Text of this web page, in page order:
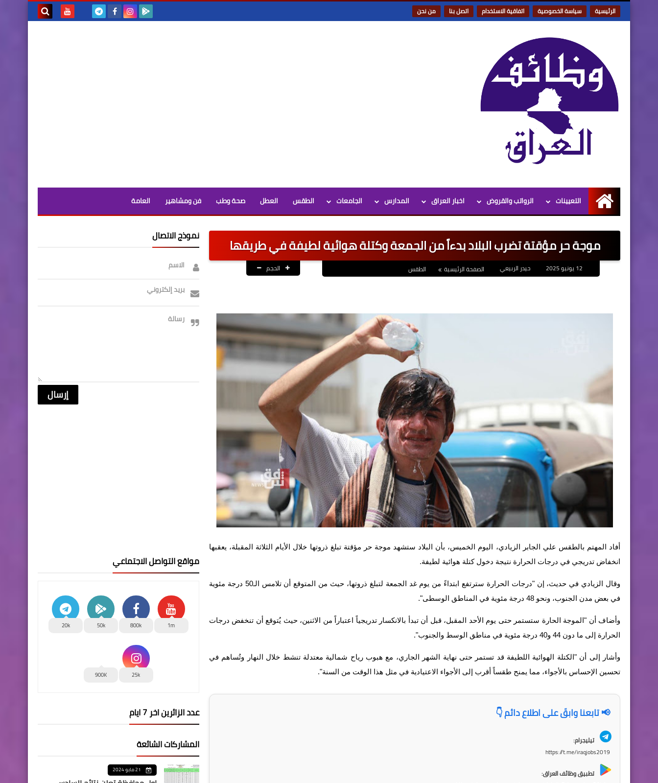
الرئيسية سياسة الخصوصية اتفاقية الاستخدام اتصل بنا من نحن
الرئيسية
التعيينات الرواتب والقروض اخبار العراق المدارس الجامعات الطقس العطل صحة وطب فن ومشاهير العامة
موجة حر مؤقتة تضرب البلاد بدءاً من الجمعة وكتلة هوائية لطيفة في طريقها
حيدر الربيعي الصفحة الرئيسية الطقس الحجم
أفاد المهتم بالطقس علي الجابر الزيادي، اليوم الخميس، بأن البلاد ستشهد موجة حر مؤقتة تبلغ ذروتها خلال الأيام الثلاثة المقبلة، يعقبها
انخفاض تدريجي في درجات الحرارة نتيجة دخول كتلة هوائية لطيفة.
وقال الزيادي في حديث، إن "درجات الحرارة سترتفع ابتداءً من يوم غد الجمعة لتبلغ ذروتها، حيث من المتوقع أن تلامس الـ50 درجة مئوية
في بعض مدن الجنوب، ونحو 48 درجة مئوية في المناطق الوسطى".
وأضاف أن "الموجة الحارة ستستمر حتى يوم الأحد المقبل، قبل أن تبدأ بالانكسار تدريجياً اعتباراً من الاثنين، حيث يُتوقع أن تنخفض درجات
الحرارة إلى ما دون 44 و40 درجة مئوية في مناطق الوسط والجنوب".
وأشار إلى أن "الكتلة الهوائية اللطيفة قد تستمر حتى نهاية الشهر الجاري، مع هبوب رياح شمالية معتدلة تنشط خلال النهار وتُساهم في
تحسين الإحساس بالأجواء، مما يمنح طقساً أقرب إلى الأجواء الاعتيادية في مثل هذا الوقت من السنة".
📢 تابعنا وابقَ على اطلاع دائم 👇
تيليجرام:
https://t.me/iraqjobs2019
تطبيق وظائف العراق:
نموذج الاتصال
الاسم
بريد إلكتروني
رسالة
مواقع التواصل الاجتماعي
1m
800k
50k
20k
25k
900K
عدد الزائرين اخر 7 ايام
المشاركات الشائعة
21 مايو 2024